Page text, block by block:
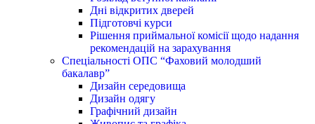
Дні відкритих дверей
Підготовчі курси
Рішення приймальної комісії щодо надання
рекомендацій на зарахування
Спеціальності ОПС “Фаховий молодший
бакалавр”
Дизайн середовища
Дизайн одягу
Графічний дизайн